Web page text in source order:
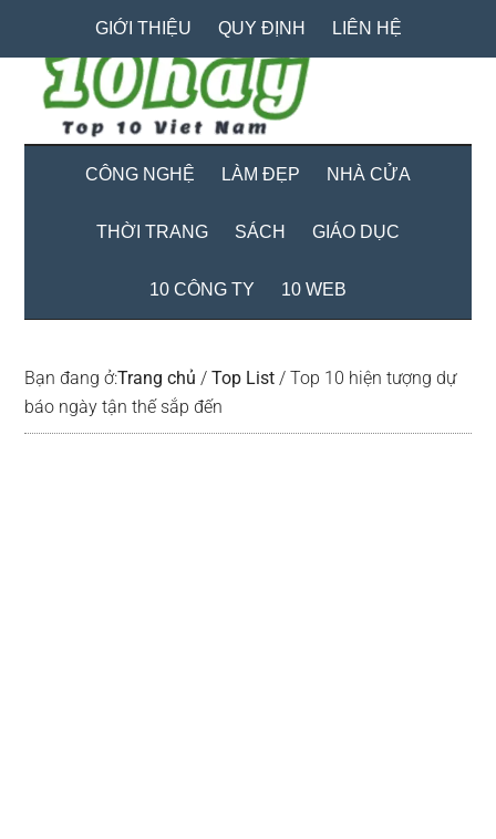
content
secondary
menu
primary
sidebar
GIỚI THIỆU QUY ĐỊNH LIÊN HỆ
CÔNG NGHỆ LÀM ĐẸP NHÀ CỬA
THỜI TRANG SÁCH GIÁO DỤC
10 CÔNG TY 10 WEB
Bạn đang ở:Trang chủ / Top List / Top 10 hiện tượng dự
báo ngày tận thế sắp đến